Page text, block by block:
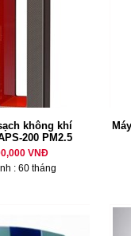
không khí
200 PM2.5
VNĐ
: 60 tháng